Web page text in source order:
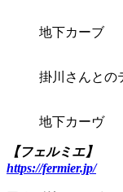
地下カーブ
掛川さんとの
地下カーヴ
【フェルミエ】
https://fermier.jp/